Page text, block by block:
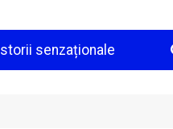
Istorii senzaționale